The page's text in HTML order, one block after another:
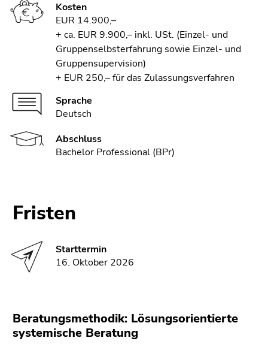
Kosten
EUR 14.900,–
+ ca. EUR 9.900,– inkl. USt. (Einzel- und
Gruppenselbsterfahrung sowie Einzel- und
Gruppensupervision)
+ EUR 250,– für das Zulassungsverfahren
Sprache
Deutsch
Abschluss
Bachelor Professional (BPr)
Fristen
Starttermin
16. Oktober 2026
Beratungsmethodik: Lösungsorientierte
systemische Beratung